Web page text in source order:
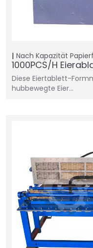
Nach Kapazität
1000PCS/H
Diese Eiertablett-
hubbewegte Eier…